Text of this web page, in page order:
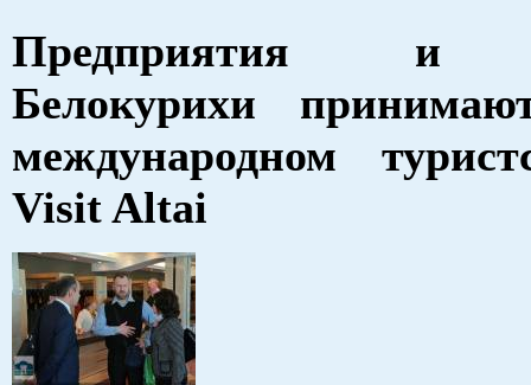
Предприятия и
Белокурихи
международном
Visit Altai